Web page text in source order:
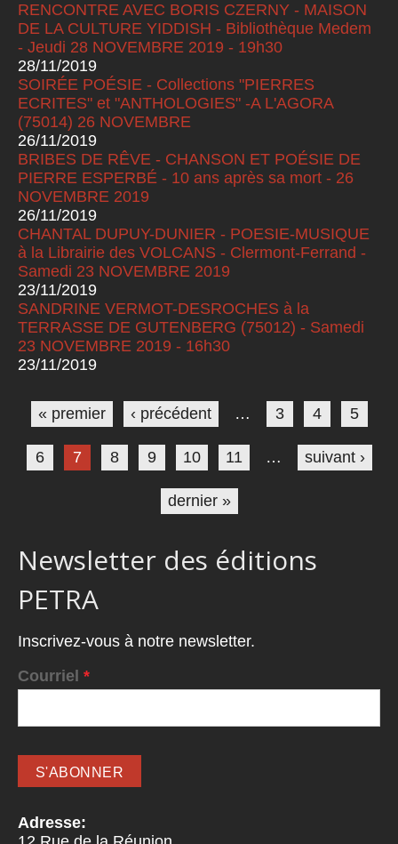
RENCONTRE AVEC BORIS CZERNY - MAISON
DE LA CULTURE YIDDISH - Bibliothèque Medem
- Jeudi 28 NOVEMBRE 2019 - 19h30
28/11/2019
SOIRÉE POÉSIE - Collections "PIERRES
ECRITES" et "ANTHOLOGIES" -A L'AGORA
(75014) 26 NOVEMBRE
26/11/2019
BRIBES DE RÊVE - CHANSON ET POÉSIE DE
PIERRE ESPERBÉ - 10 ans après sa mort - 26
NOVEMBRE 2019
26/11/2019
CHANTAL DUPUY-DUNIER - POESIE-MUSIQUE
à la Librairie des VOLCANS - Clermont-Ferrand -
Samedi 23 NOVEMBRE 2019
23/11/2019
SANDRINE VERMOT-DESROCHES à la
TERRASSE DE GUTENBERG (75012) - Samedi
23 NOVEMBRE 2019 - 16h30
23/11/2019
Pages
« premier ‹ précédent … 3 4 5
6 7 8 9 10 11 … suivant ›
dernier »
Newsletter des éditions
PETRA
Inscrivez-vous à notre newsletter.
Courriel *
Adresse: